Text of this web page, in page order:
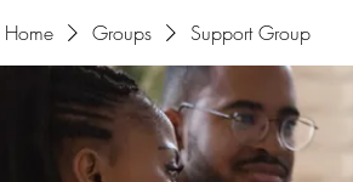
Home Groups Support Group